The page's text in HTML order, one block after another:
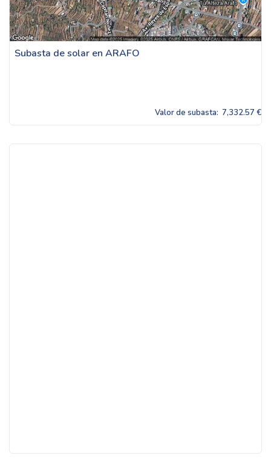
Subasta de solar en ARAFO
Valor de subasta: 7,332.57 €